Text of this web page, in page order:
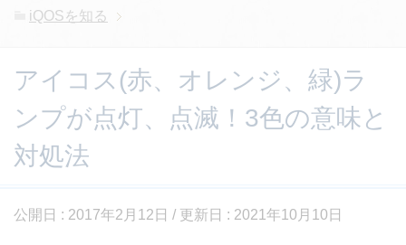
iQOSを知る
アイコス(赤、オレンジ、緑)ラ
ンプが点灯、点滅！3色の意味と
対処法
公開日 : 2017年2月12日 / 更新日 : 2021年10月10日